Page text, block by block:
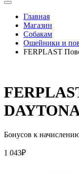
Главная
Магазин
Собакам
Ошейники и
FERPLAST
Бонусов к
1 043₽